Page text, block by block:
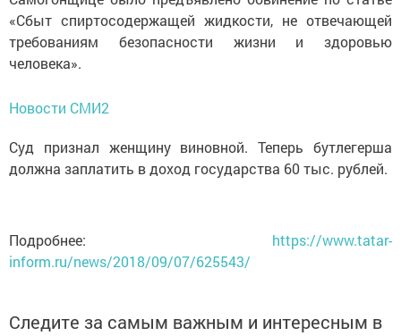
«Сбыт спиртосодержащей жидкости, не отвечающей
требованиям безопасности жизни и здоровью
человека».
Новости СМИ2
Суд признал женщину виновной. Теперь бутлегерша
должна заплатить в доход государства 60 тыс. рублей.
Подробнее: https://www.tatar-
inform.ru/news/2018/09/07/625543/
Следите за самым важным и интересным в